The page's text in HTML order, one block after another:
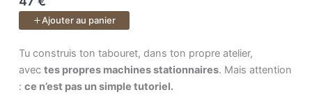
Un cours de40 vidéos.
Ajouter au panier
Tu construis ton tabouret, dans ton propre atelier, avec .
Tu construis ton tabouret, dans ton propre atelier,
avectes propres machines stationnaires. Mais attention
:ce n’est pas un simple tutoriel.